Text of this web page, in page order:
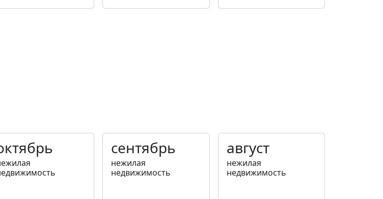
сентябрь
нежилая
недвижимость
август
нежилая
недвижимость